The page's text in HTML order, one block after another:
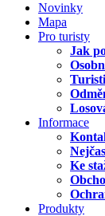
Novinky
Mapa
Pro turisty
Jak
Informace
Ke
Produkty